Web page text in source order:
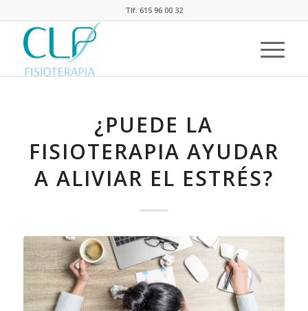
Tlf. 615 96 00 32
¿PUEDE LA
FISIOTERAPIA AYUDAR
A ALIVIAR EL ESTRÉS?